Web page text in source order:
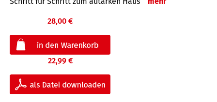
28,00 €
22,99 €